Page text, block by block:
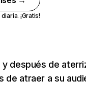
¡Gratis!
después de
de atraer a su